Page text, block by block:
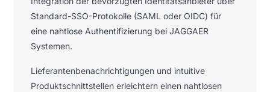
Standard-SSO-Protokolle (SAML oder OIDC) für
eine nahtlose Authentifizierung bei JAGGAER
Systemen.
Lieferantenbenachrichtigungen und intuitive
Produktschnittstellen erleichtern einen nahtlosen